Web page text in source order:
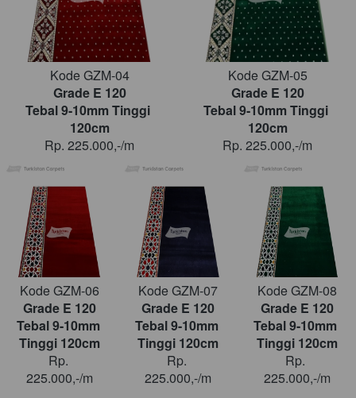
Kode GZM-04
Grade E 120
Tebal 9-10mm Tinggi
120cm
Rp. 225.000,-/m
Kode GZM-05
Grade E 120
Tebal 9-10mm Tinggi
120cm
Rp. 225.000,-/m
Kode GZM-06
Grade E 120
Tebal 9-10mm
Tinggi 120cm
Rp.
225.000,-/m
Kode GZM-07
Grade E 120
Tebal 9-10mm
Tinggi 120cm
Rp.
225.000,-/m
Kode GZM-08
Grade E 120
Tebal 9-10mm
Tinggi 120cm
Rp.
225.000,-/m